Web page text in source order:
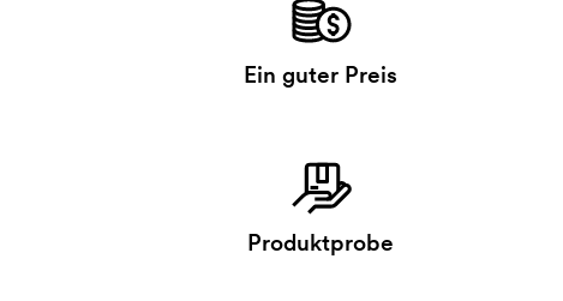
Ein guter Preis
Produktprobe